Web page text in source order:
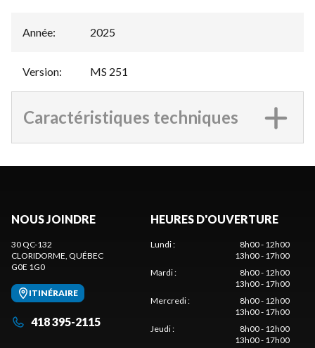
Année: 2025
Version: MS 251
Caractéristiques techniques
NOUS JOINDRE
30 QC-132
CLORIDORME, QUÉBEC
G0E 1G0
ITINÉRAIRE
418 395-2115
HEURES D'OUVERTURE
Lundi:
8h00 - 12h00
13h00 - 17h00
Mardi:
8h00 - 12h00
13h00 - 17h00
Mercredi:
8h00 - 12h00
13h00 - 17h00
Jeudi:
8h00 - 12h00
13h00 - 17h00